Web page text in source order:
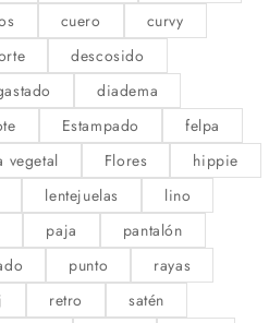
cuero
curvy
descosido
diadema
Estampado
felpa
vegetal
Flores
hippie
lentejuelas
lino
paja
pantalón
punto
rayas
retro
satén